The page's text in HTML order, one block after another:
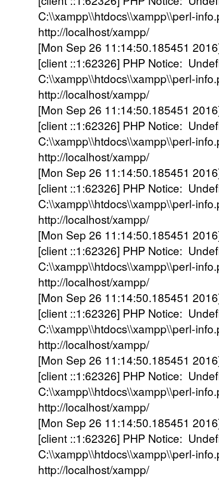
C:\\xampp\\htdocs\\xampp\\perl-
http://localhost/xampp/
[Mon Sep 26 11:14:50.185451
[client ::1:62326] PHP Notice:
C:\\xampp\\htdocs\\xampp\\perl-
http://localhost/xampp/
[Mon Sep 26 11:14:50.185451
[client ::1:62326] PHP Notice:
C:\\xampp\\htdocs\\xampp\\perl-
http://localhost/xampp/
[Mon Sep 26 11:14:50.185451
[client ::1:62326] PHP Notice:
C:\\xampp\\htdocs\\xampp\\perl-
http://localhost/xampp/
[Mon Sep 26 11:14:50.185451
[client ::1:62326] PHP Notice:
C:\\xampp\\htdocs\\xampp\\perl-
http://localhost/xampp/
[Mon Sep 26 11:14:50.185451
[client ::1:62326] PHP Notice:
C:\\xampp\\htdocs\\xampp\\perl-
http://localhost/xampp/
[Mon Sep 26 11:14:50.185451
[client ::1:62326] PHP Notice:
C:\\xampp\\htdocs\\xampp\\perl-
http://localhost/xampp/
[Mon Sep 26 11:14:50.185451
[client ::1:62326] PHP Notice:
C:\\xampp\\htdocs\\xampp\\perl-
http://localhost/xampp/